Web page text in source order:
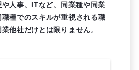
や人事、ITなど、同業種や同業
種でのスキルが重視される職
他社だけとは限りません。